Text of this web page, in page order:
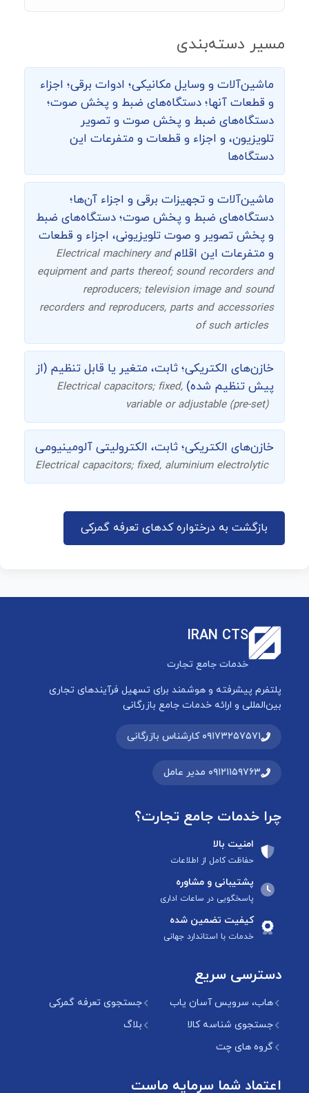
مسیر دسته‌بندی
ماشین‌‌آلات و وسایل مکانیکی؛ ادوات برقی؛ اجزاء
و قطعات آنها؛ دستگاه‌های ضبط و پخش صوت؛
دستگاه‌های ضبط و پخش صوت و تصویر
تلویزیون، و اجزاء و قطعات و متفرعات این
دستگاه‌ها
ماشین‌آلات و تجهیزات برقی و اجزاء آن‌ها؛
دستگاه‌های ضبط و پخش صوت؛ دستگاه‌های ضبط
و پخش تصویر و صوت تلویزیونی، اجزاء و قطعات
و متفرعات این اقلامElectrical machinery and
equipment and parts thereof; sound recorders and
reproducers; television image and sound
recorders and reproducers, parts and accessories
of such articles
خازن‌های الکتریکی؛ ثابت، متغیر یا قابل تنظیم (از
پیش تنظیم شده) Electrical capacitors; fixed,
variable or adjustable (pre-set)
خازن‌های الکتریکی؛ ثابت، الکترولیتی آلومینیومی
Electrical capacitors; fixed, aluminium electrolytic
بازگشت به درختواره کدهای تعرفه گمرکی
IRAN CTS
خدمات جامع تجارت
پلتفرم پیشرفته و هوشمند برای تسهیل فرآیندهای تجاری
بین‌المللی و ارائه خدمات جامع بازرگانی
۰۹۱۷۳۲۵۷۵۷۱ کارشناس بازرگانی
۰۹۱۲۱۱۵۹۷۶۳ مدیر عامل
چرا خدمات جامع تجارت؟
امنیت بالا
حفاظت کامل از اطلاعات
پشتیبانی و مشاوره
پاسخگویی در ساعات اداری
کیفیت تضمین شده
خدمات با استاندارد جهانی
دسترسی سریع
هاب، سرویس آسان یاب
جستجوی تعرفه گمرکی
جستجوی شناسه کالا
بلاگ
گروه های چت
اعتماد شما سرمایه ماست